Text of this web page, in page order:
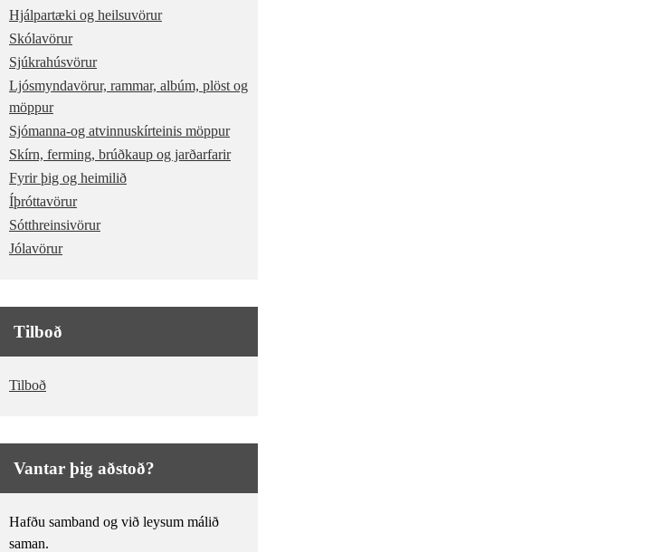
Hjálpartæki og heilsuvörur
Skólavörur
Sjúkrahúsvörur
Ljósmyndavörur, rammar, albúm, plöst og
möppur
Sjómanna-og atvinnuskírteinis möppur
Skírn, ferming, brúðkaup og jarðarfarir
Fyrir þig og heimilið
Íþróttavörur
Sótthreinsivörur
Jólavörur
Tilboð
Tilboð
Vantar þig aðstoð?
Hafðu samband og við leysum málið
saman.